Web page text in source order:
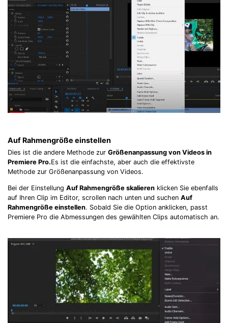
Auf Rahmengröße einstellen
Dies ist die andere Methode zur Größenanpassung von Videos in
Premiere Pro.Es ist die einfachste, aber auch die effektivste
Methode zur Größenanpassung von Videos.
Bei der Einstellung Auf Rahmengröße skalieren klicken Sie ebenfalls
auf Ihren Clip im Editor, scrollen nach unten und suchen Auf
Rahmengröße einstellen. Sobald Sie die Option anklicken, passt
Premiere Pro die Abmessungen des gewählten Clips automatisch an.